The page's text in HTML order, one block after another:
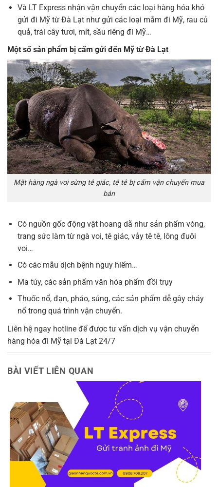
Và LT Express nhận vận chuyển các loại hàng hóa khó
gửi đi Mỹ từ Đà Lạt như gửi các loại mắm đi Mỹ, rau củ
quả, trái cây tươi, mít, sầu riêng đi Mỹ…
Một số sản phẩm bị cấm gửi đến Mỹ từ Đà Lạt
Mặt hàng ngà voi sừng tê giác, tê tê bị cấm vận chuyển mua
bán
Có nguồn gốc động vật hoang dã như sản phẩm vòng,
trang sức làm từ ngà voi, tê giác, vảy tê tê, lông đuôi
voi…
Có các mẫu dịch bệnh nguy hiểm…
Ma túy, các sản phẩm văn hóa phẩm đồi trụy
Thuốc nổ, đạn, pháo, súng, các sản phẩm dễ gây cháy
nổ trong quá trình vận chuyển.
Liên hệ ngay hotline để được tư vấn dịch vụ vận chuyển
hàng hóa đi Mỹ tại Đà Lạt 24/7
BÀI VIẾT LIÊN QUAN